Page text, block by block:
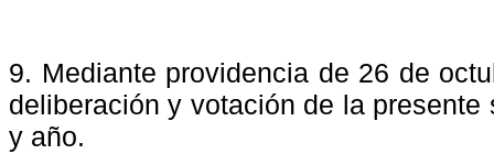
9. Mediante providencia de 26 de
deliberación y votación de la
y año.